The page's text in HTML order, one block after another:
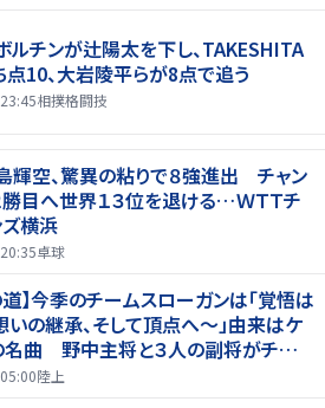
ルチンが辻陽太を下し、TAKESHITA
点10、大岩陵平らが8点で追う
相撲格闘技
島輝空、驚異の粘りで８強進出 チャン
勝目へ世界１３位を退ける…ＷＴＴチ
ズ横浜
卓球
】今季のチームスローガンは「覚悟は
いの継承、そして頂点へ～」由来はケ
名曲 野中主将と３人の副将がチーム
夏合宿特集第１弾、国学院大
陸上